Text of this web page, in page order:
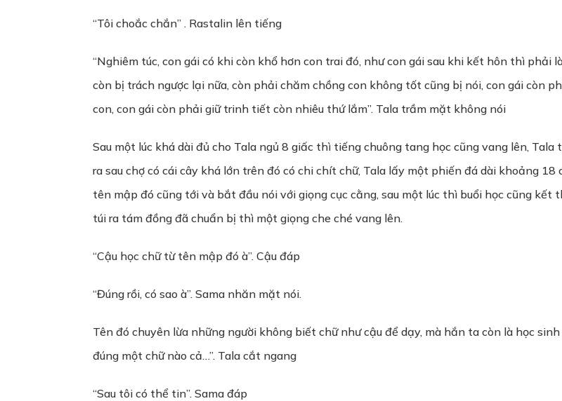
“Tôi choắc chắn” . Rastalin lên tiếng
“Nghiêm túc, con gái có khi còn khổ hơn con trai đó, như con gái sau khi kết hôn thì
còn bị trách ngược lại nữa, còn phải chăm chồng con không tốt cũng bị nói, con gái còn
con, con gái còn phải giữ trinh tiết còn nhiêu thứ lắm”. Tala trầm mặt không nói
Sau một lúc khá dài đủ cho Tala ngủ 8 giấc thì tiếng chuông tang học cũng vang lên,
ra sau chợ có cái cây khá lớn trên đó có chi chít chữ, Tala lấy một phiến đá dài khoảng
tên mập đó cũng tới và bắt đầu nói với giọng cục cằng, sau một lúc thì buổi học cũng kết
túi ra tám đồng đã chuẩn bị thì một giọng che ché vang lên.
“Cậu học chữ từ tên mập đó à”. Cậu đáp
“Đúng rồi, có sao à”. Sama nhăn mặt nói.
Tên đó chuyên lừa những người không biết chữ như cậu để dạy, mà hắn ta còn là học
đúng một chữ nào cả…”. Tala cắt ngang
“Sau tôi có thể tin”. Sama đáp